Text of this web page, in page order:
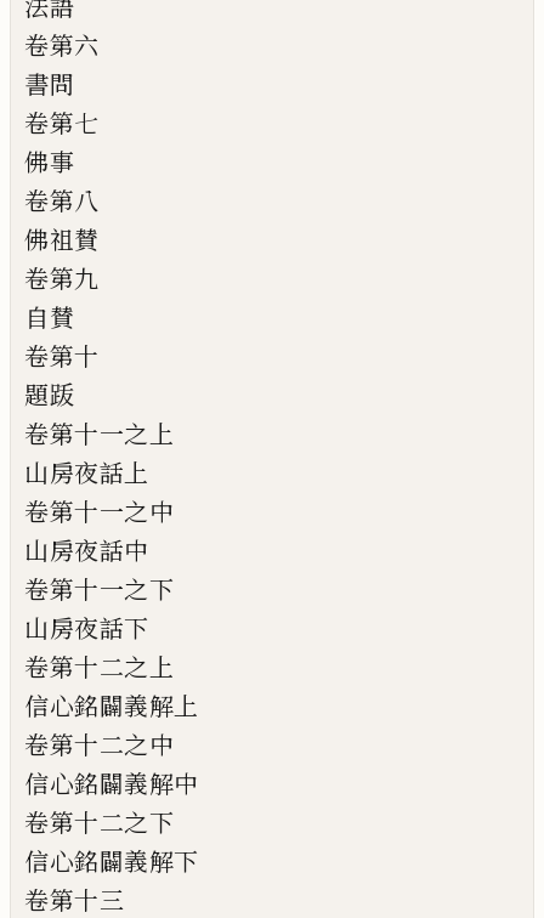
法語
卷第六
書問
卷第七
佛事
卷第八
佛祖賛
卷第九
自賛
卷第十
題䟦
卷第十一之上
山房夜話上
卷第十一之中
山房夜話中
卷第十一之下
山房夜話下
卷第十二之上
信心銘闢義解上
卷第十二之中
信心銘闢義解中
卷第十二之下
信心銘闢義解下
卷第十三